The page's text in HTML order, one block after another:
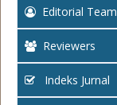
Editorial Team
Reviewers
Indeks Jurnal